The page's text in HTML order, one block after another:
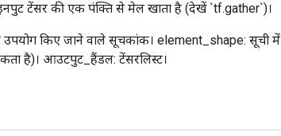
इनपुट टेंसर की एक पंक्ति से मेल खाता है (देखें `tf.gather`)।
किए जाने वाले सूचकांक। element_shape: सूची में
है)। आउटपुट_हैंडल: टेंसरलिस्ट।